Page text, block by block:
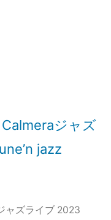
ジャズ
jazz
ャズライブ 2023